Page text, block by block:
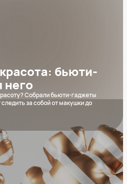
бьюти-
него
Собрали бьюти-гаджеты
за собой от макушки до